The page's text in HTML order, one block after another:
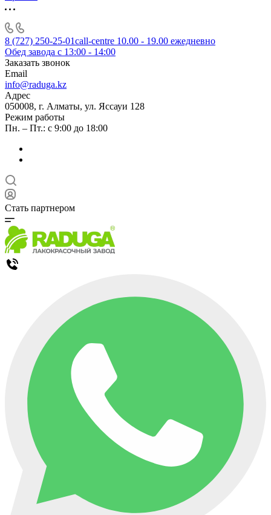
8 (727) 250-25-01call-centre 10.00 - 19.00 ежедневно
Обед завода с 13:00 - 14:00
Заказать звонок
Email
info@raduga.kz
Адрес
050008, г. Алматы, ул. Яссауи 128
Режим работы
Пн. – Пт.: с 9:00 до 18:00
Стать партнером